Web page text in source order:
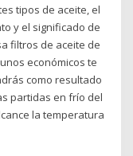
tipos de aceite, el
y el significado de
filtros de aceite de
económicos te
como resultado
partidas en frío del
la temperatura